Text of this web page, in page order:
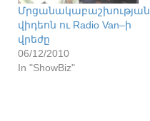
Մրցանակաբաշխության
վիդեոն ու Radio Van–ի
վրեժը
06/12/2010
In "ShowBiz"